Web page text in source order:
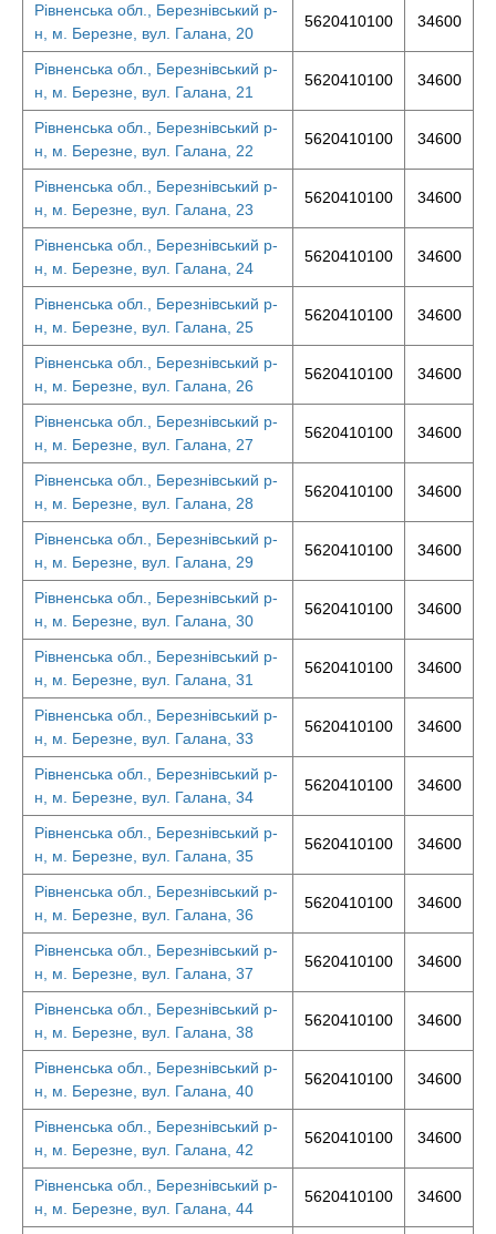
Рівненська обл., Березнівський р-
н, м. Березне, вул. Галана, 20
5620410100 34600
Рівненська обл., Березнівський р-
н, м. Березне, вул. Галана, 21
5620410100 34600
Рівненська обл., Березнівський р-
н, м. Березне, вул. Галана, 22
5620410100 34600
Рівненська обл., Березнівський р-
н, м. Березне, вул. Галана, 23
5620410100 34600
Рівненська обл., Березнівський р-
н, м. Березне, вул. Галана, 24
5620410100 34600
Рівненська обл., Березнівський р-
н, м. Березне, вул. Галана, 25
5620410100 34600
Рівненська обл., Березнівський р-
н, м. Березне, вул. Галана, 26
5620410100 34600
Рівненська обл., Березнівський р-
н, м. Березне, вул. Галана, 27
5620410100 34600
Рівненська обл., Березнівський р-
н, м. Березне, вул. Галана, 28
5620410100 34600
Рівненська обл., Березнівський р-
н, м. Березне, вул. Галана, 29
5620410100 34600
Рівненська обл., Березнівський р-
н, м. Березне, вул. Галана, 30
5620410100 34600
Рівненська обл., Березнівський р-
н, м. Березне, вул. Галана, 31
5620410100 34600
Рівненська обл., Березнівський р-
н, м. Березне, вул. Галана, 33
5620410100 34600
Рівненська обл., Березнівський р-
н, м. Березне, вул. Галана, 34
5620410100 34600
Рівненська обл., Березнівський р-
н, м. Березне, вул. Галана, 35
5620410100 34600
Рівненська обл., Березнівський р-
н, м. Березне, вул. Галана, 36
5620410100 34600
Рівненська обл., Березнівський р-
н, м. Березне, вул. Галана, 37
5620410100 34600
Рівненська обл., Березнівський р-
н, м. Березне, вул. Галана, 38
5620410100 34600
Рівненська обл., Березнівський р-
н, м. Березне, вул. Галана, 40
5620410100 34600
Рівненська обл., Березнівський р-
н, м. Березне, вул. Галана, 42
5620410100 34600
Рівненська обл., Березнівський р-
н, м. Березне, вул. Галана, 44
5620410100 34600